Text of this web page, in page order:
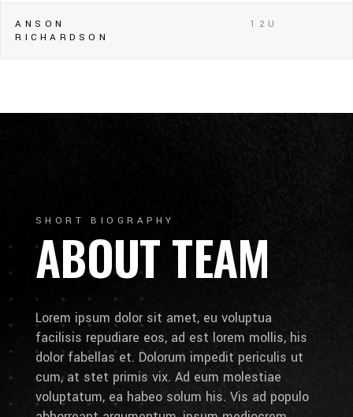
ANSON
RICHARDSON
12U
SHORT BIOGRAPHY
ABOUT TEAM
Lorem ipsum dolor sit amet, eu voluptua
facilisis repudiare eos, ad est lorem mollis, his
dolor fabellas et. Dolorum impedit periculis ut
cum, at stet primis vix. Ad eum molestiae
voluptatum, ea habeo solum his. Vis ad populo